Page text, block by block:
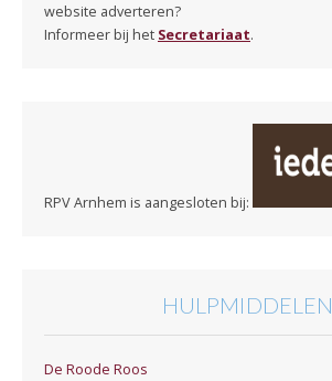
website adverteren?
Informeer bij het Secretariaat.
RPV Arnhem is aangesloten bij:
HULPMIDDELEN
De Roode Roos